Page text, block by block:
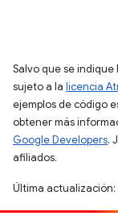
Salvo que se
sujeto a la licencia
ejemplos de código
obtener más
Google Developers.
afiliados.
Última actualización: